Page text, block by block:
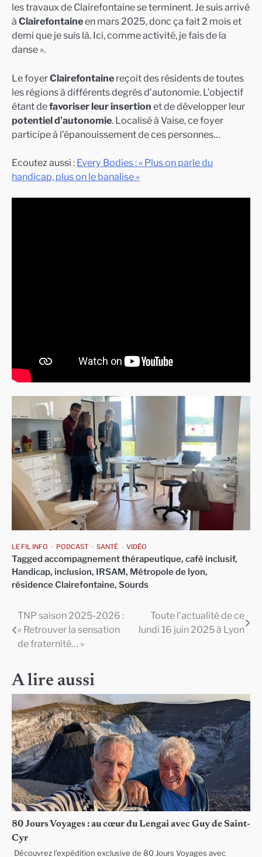
les travaux de Clairefontaine se terminent. Je suis arrivé
à Clairefontaineen mars 2025, donc ça fait 2 mois et
demi que je suis là. Ici, comme activité, je fais de la
danse ».
Le foyerClairefontaine reçoit des résidents de toutes
les régions à différents degrés d’autonomie. L’objectif
étant defavoriser leur insertion et de développer leur
potentiel d’autonomie. Localisé à Vaise, ce foyer
participe à l’épanouissement de ces personnes…
Ecoutez aussi : Every Bodies : « Plus on parle du
handicap, plus on le banalise »
LE FIL INFO PODCAST SANTÉ VIDÉO
Tagged accompagnement thérapeutique, café inclusif,
Handicap, inclusion, IRSAM, Métropole de lyon,
résidence Clairefontaine, Sourds
Navigation
de
TNP saison 2025-2026 :
« Retrouver la sensation
de fraternité… »
Toute l’actualité de ce
lundi 16 juin 2025 à Lyon
A lire aussi
80 Jours Voyages : au cœur du Lengai avec Guy de Saint-
Cyr
Découvrez l’expédition exclusive de 80 Jours Voyages avec